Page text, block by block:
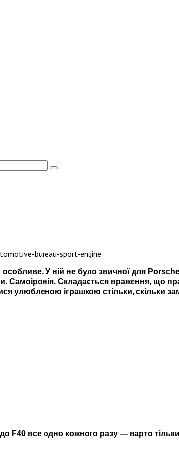
У ній не було звичної для
Самоіронія. Складається враження, що
улюбленою іграшкою стільки, скільки
F40 все одно кожного разу — варто тільки